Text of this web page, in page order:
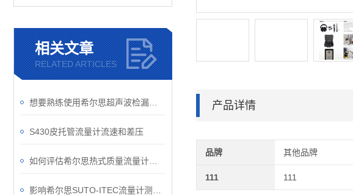
相关文章
RELATED ARTICLES
S430皮托管流量计流速和差压
产品详情
品牌 其他品牌
111 111